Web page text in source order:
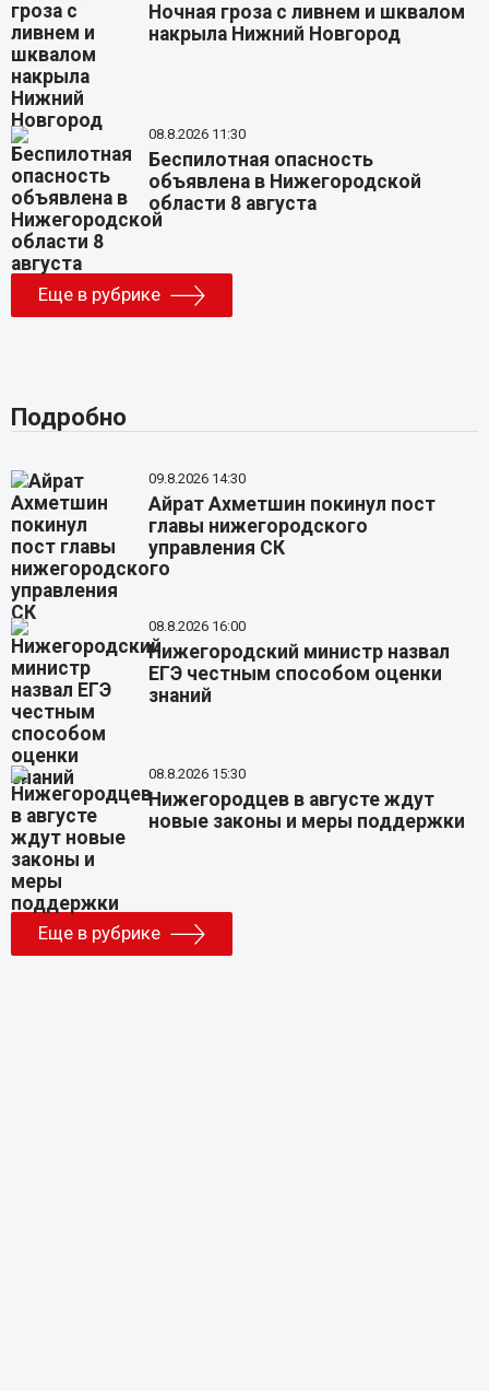
Ночная гроза с ливнем и шквалом
накрыла Нижний Новгород
08.8.2026 11:30
Беспилотная опасность
объявлена в Нижегородской
области 8 августа
Еще в рубрике
Подробно
09.8.2026 14:30
Айрат Ахметшин покинул пост
главы нижегородского
управления СК
08.8.2026 16:00
Нижегородский министр назвал
ЕГЭ честным способом оценки
знаний
08.8.2026 15:30
Нижегородцев в августе ждут
новые законы и меры поддержки
Еще в рубрике